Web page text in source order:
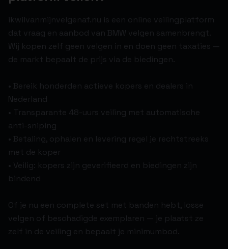
ikwilvanmijnvelgenaf.nu is een online veilingplatform
dat vraag en aanbod van BMW velgen samenbrengt.
Wij kopen zelf geen velgen in en doen geen taxaties —
de markt bepaalt de prijs via de biedingen.
• Bereik honderden actieve kopers en dealers in
Nederland
• Transparante 48-uurs veiling met automatische
anti-sniping
• Betaling, ophalen en levering regel je rechtstreeks
met de koper
• Veilig: kopers zijn geverifieerd en biedingen zijn
bindend
Of je nu een complete set met banden hebt, losse
velgen of beschadigde exemplaren — je plaatst ze
zelf in de veiling en bepaalt je minimumbod.